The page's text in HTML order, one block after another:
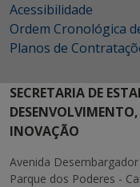
Acessibilidade
Ordem Cronológica
Planos de
SECRETARIA DE
INOVAÇÃO
Avenida
Parque dos Poderes -